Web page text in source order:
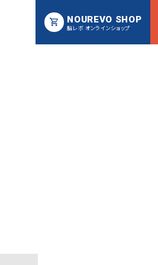
NOUREVO SHOP
脳レボ オンラインショップ